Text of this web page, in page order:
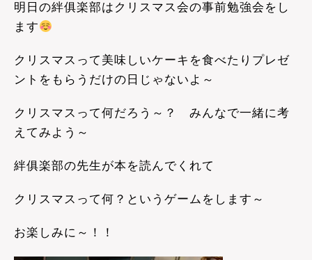
明日の絆俱楽部はクリスマス会の事前勉強会をし
ます
クリスマスって美味しいケーキを食べたりプレゼ
ントをもらうだけの日じゃないよ～
クリスマスって何だろう～？ みんなで一緒に考
えてみよう～
絆俱楽部の先生が本を読んでくれて
クリスマスって何？というゲームをします～
お楽しみに～！！